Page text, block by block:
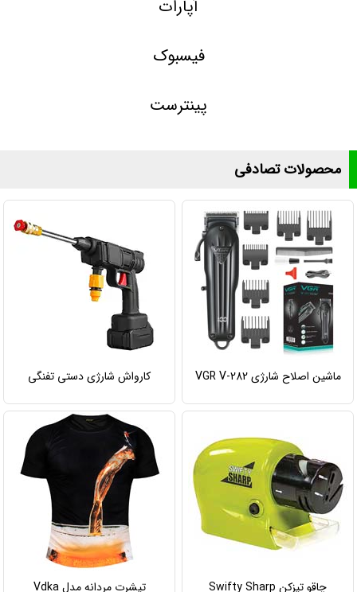
آپارات
فیسبوک
پینترست
محصولات تصادفی
ماشین اصلاح شارژی VGR V-282 کارواش شارژی دستی تفنگی
چاقو تیزکن Swifty Sharp تیشرت مردانه مدل Vdka